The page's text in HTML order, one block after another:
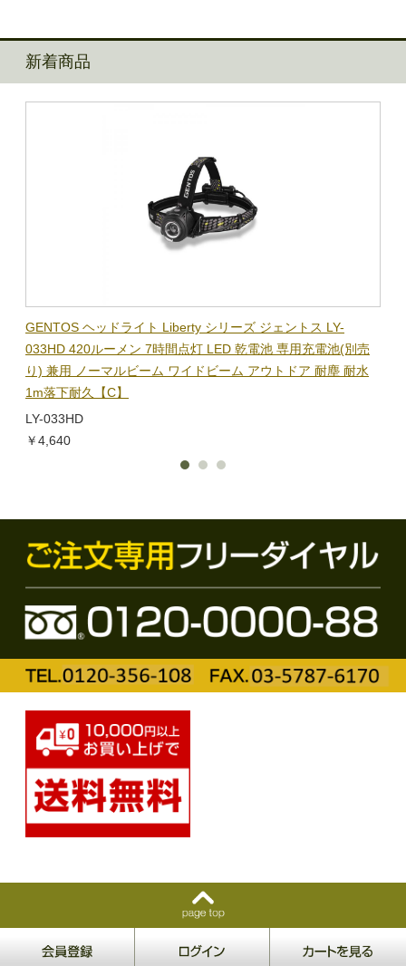
新着商品
GENTOS ヘッドライト Liberty シリーズ ジェントス LY-
033HD 420ルーメン 7時間点灯 LED 乾電池 専用充電池(別売
り) 兼用 ノーマルビーム ワイドビーム アウトドア 耐塵 耐水
1m落下耐久【C】
LY-033HD
￥4,640